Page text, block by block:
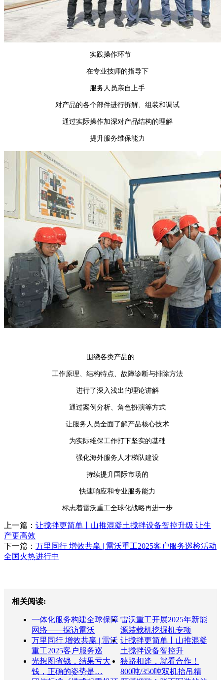
实践操作环节
在专业技师的指导下
服务人员亲自上手
对产品的各个部件进行拆解、组装和调试
通过实际操作加深对产品结构的理解
提升服务维保能力
围绕各类产品的
工作原理、结构特点、故障诊断与排除方法
进行了深入浅出的理论讲解
通过案例分析、角色扮演等方式
让服务人员全面了解产品核心技术
为实际维保工作打下坚实的基础
强化海外服务人才梯队建设
持续提升国际市场的
快速响应和专业服务能力
标志着雷沃重工全球化战略再进一步
上一篇： 让搅拌更简单丨山推混凝土搅拌设备智控升级 让生
产更高效
下一篇： 万里同行 增效共赢 | 雷沃重工2025客户服务巡检活动
全国火热进行中
相关阅读:
一体化服务构建全球保障
网络——探访雷沃
雷沃重工开展2025年新能
源装载机挖掘机专项
万里同行 增效共赢 | 雷沃
重工2025客户服务巡
让搅拌更简单丨山推混凝
土搅拌设备智控升
光想图省钱，结果亏大
钱，正确的姿势是…
狭路相逢，就看合作！
800吨/350吨双机抬吊精